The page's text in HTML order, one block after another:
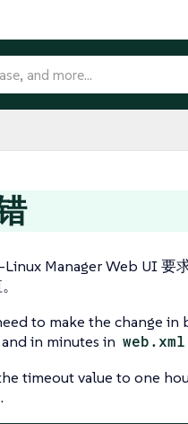
Manager Web UI 要
to make the change in
in minutes in web.xml
timeout value to one